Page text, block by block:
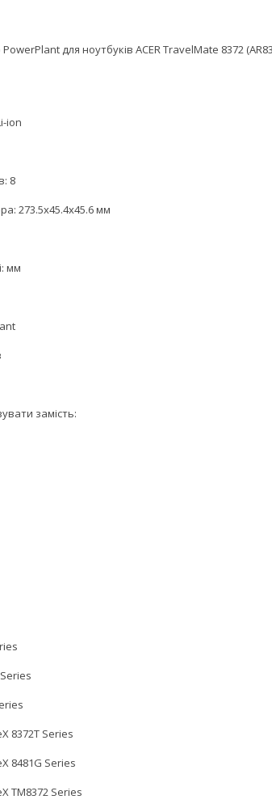
для ноутбуків ACER TravelMate 8372
ion
8
273.5x45.4x45.6 мм
мм
замість:
8372T Series
8481G Series
TM8372 Series